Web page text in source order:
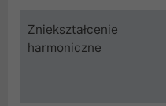
Zniekształcenie
harmoniczne